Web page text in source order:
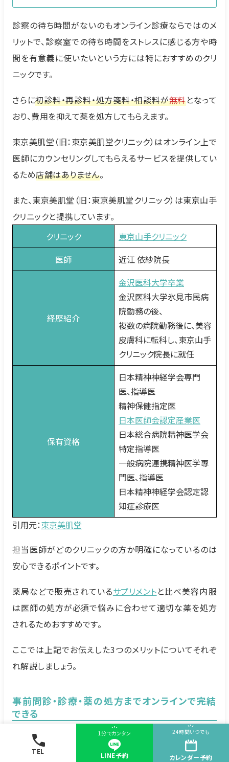
TEL
1分でカンタン
LINE予約
24時間いつでも
カレンダー予約
診察の待ち時間がないのもオンライン診療ならではのメ
リットで、診察室での待ち時間をストレスに感じる方や時
間を有意義に使いたいという方には特におすすめのクリ
ニックです。
さらに初診料・再診料・処方箋料・相談料が無料となって
おり、費用を抑えて薬を処方してもらえます。
東京美肌堂（旧：東京美肌堂クリニック）はオンライン上で
医師にカウンセリングしてもらえるサービスを提供してい
るため店舗はありません。
また、東京美肌堂（旧：東京美肌堂クリニック）は東京山手
クリニックと提携しています。
クリニック
東京山手クリニック
医師
近江 依紗院長
経歴紹介
金沢医科大学卒業
金沢医科大学氷見市民病
院勤務の後、
複数の病院勤務後に、美容
皮膚科に転科し、東京山手
クリニック院長に就任
保有資格
日本精神神経学会専門
医、指導医
精神保健指定医
日本医師会認定産業医
日本総合病院精神医学会
特定指導医
一般病院連携精神医学專
門医、指導医
日本精神神経学会認定認
知症診療医
引用元：東京美肌堂
担当医師がどのクリニックの方か明確になっているのは
安心できるポイントです。
薬局などで販売されているサプリメントと比べ美容内服
は医師の処方が必須で悩みに合わせて適切な薬を処方
されるためおすすめです。
ここでは上記でお伝えした3つのメリットについてそれぞ
れ解説しましょう。
事前問診・診療・薬の処方までオンラインで完結
できる
医薬品や漢方の自分に合った効果効能を